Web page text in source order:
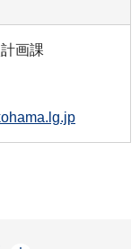
画課